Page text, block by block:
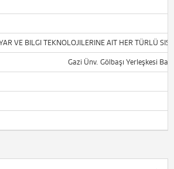
VE BILGI TEKNOLOJILERINE AIT HER TÜRLÜ
Gazi Ünv. Gölbaşı Yerleşkesi